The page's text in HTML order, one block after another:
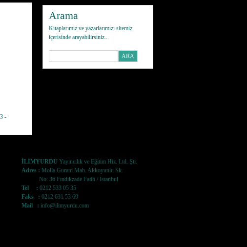
-
Arama
Kitaplarımız ve yazarlarımızı sitemiz
içerisinde arayabilirsiniz...
İLİMYURDU Yayıncılık ve Eğitim Hiz. Ltd. Şti.
Adres : Molla Gurani Mah. Akkoyunlu Sk.
No: 36 Fındıkzade Fatih / İstanbul
Tel : 0212 533 05 35
Faks : 0212 631 53 69
Mail : info@ilimyurdu.com